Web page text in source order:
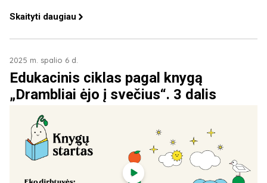
Skaityti daugiau
2025 m. spalio 6 d.
Edukacinis ciklas pagal knygą
„Drambliai ėjo į svečius“. 3 dalis